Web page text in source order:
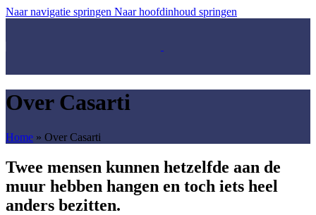
Naar navigatie springen Naar hoofdinhoud springen
Over Casarti
Home » Over Casarti
Twee mensen kunnen hetzelfde aan de
muur hebben hangen en toch iets heel
anders bezitten.